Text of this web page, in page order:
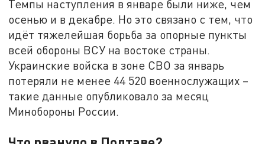
Темпы наступления в январе были ниже, чем
осенью и в декабре. Но это связано с тем, что
идёт тяжелейшая борьба за опорные пункты
всей обороны ВСУ на востоке страны.
Украинские войска в зоне СВО за январь
потеряли не менее 44 520 военнослужащих –
такие данные опубликовало за месяц
Минобороны России.